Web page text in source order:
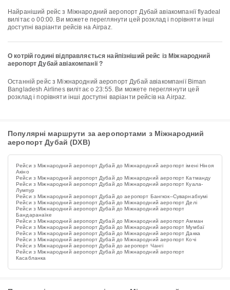
Найраніший рейс з Міжнародний аеропорт Дубай авіакомпанії flyadeal
вилітає о 00:00. Ви можете переглянути цей розклад і порівняти інші
доступні варіанти рейсів на Airpaz.
О котрій годині відправляється найпізніший рейс із Міжнародний
аеропорт Дубай авіакомпанії ?
Останній рейс з Міжнародний аеропорт Дубай авіакомпанії Biman
Bangladesh Airlines вилітає о 23:55. Ви можете переглянути цей
розклад і порівняти інші доступні варіанти рейсів на Airpaz.
Популярні маршрути за аеропортами з Міжнародний
аеропорт Дубай (DXB)
Рейси з Міжнародний аеропорт Дубай до Міжнародний аеропорт імені Ніноя
Акіно
Рейси з Міжнародний аеропорт Дубай до Міжнародний аеропорт Катманду
Рейси з Міжнародний аеропорт Дубай до Міжнародний аеропорт Куала-
Лумпур
Рейси з Міжнародний аеропорт Дубай до аеропорт Бангкок–Суварнабхумі
Рейси з Міжнародний аеропорт Дубай до Міжнародний аеропорт Делі
Рейси з Міжнародний аеропорт Дубай до Міжнародний аеропорт
Бандаранаїке
Рейси з Міжнародний аеропорт Дубай до Міжнародний аеропорт Амман
Рейси з Міжнародний аеропорт Дубай до Міжнародний аеропорт Мумбаї
Рейси з Міжнародний аеропорт Дубай до Міжнародний аеропорт Дакка
Рейси з Міжнародний аеропорт Дубай до Міжнародний аеропорт Кочі
Рейси з Міжнародний аеропорт Дубай до аеропорт Чангі
Рейси з Міжнародний аеропорт Дубай до Міжнародний аеропорт
Касабланка